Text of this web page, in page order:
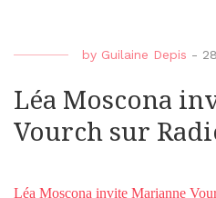
by Guilaine Depis -
Léa Moscona
Vourch sur
Léa Moscona invite Marianne